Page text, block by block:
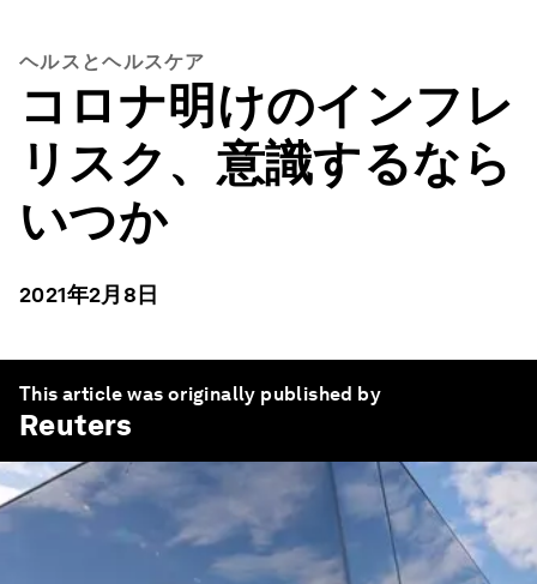
ヘルスとヘルスケア
コロナ明けのインフレ
リスク、意識するなら
いつか
2021年2月8日
This article was originally published by
Reuters